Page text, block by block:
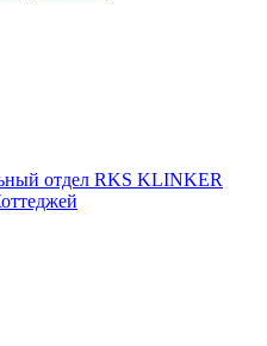
отдел RKS KLINKER